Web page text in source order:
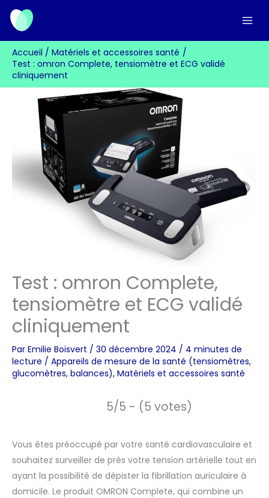
Aller
contenu
Accueil
Matériels et accessoires santé
Test : omron Complete, tensiomètre et ECG validé
cliniquement
Test : omron Complete,
tensiomètre et ECG validé
cliniquement
Par Emilie Boisvert / 30 décembre 2024 / 4 minutes de
lecture / Appareils de mesure de la santé (tensiomètres,
glucomètres, balances), Matériels et accessoires santé
5/5 - (5 votes)
Vous êtes préoccupé par votre santé cardiovasculaire et
souhaitez surveiller de près votre tension artérielle tout en
ayant la possibilité de dépister la fibrillation auriculaire à
domicile. Le produit OMRON Complete, qui combine un